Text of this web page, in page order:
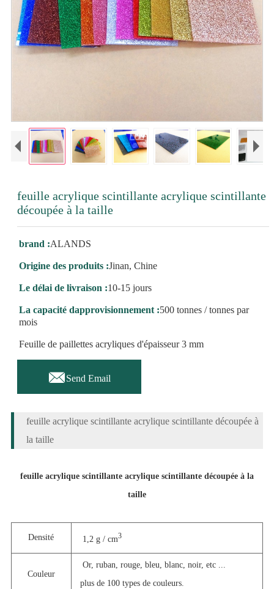
feuille acrylique scintillante acrylique scintillante
découpée à la taille
brand :ALANDS
Origine des produits :Jinan, Chine
Le délai de livraison :10-15 jours
La capacité dapprovisionnement :500 tonnes / tonnes par
mois
Feuille de paillettes acryliques d'épaisseur 3 mm
Send Email
feuille acrylique scintillante acrylique scintillante découpée à
la taille
feuille acrylique scintillante acrylique scintillante découpée à la
taille
Densité 1,2 g / cm3
Couleur
Or, ruban, rouge, bleu, blanc, noir, etc ...
plus de 100 types de couleurs.